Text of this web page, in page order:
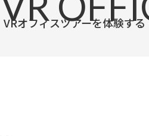
VRオフィスツアーを体験する